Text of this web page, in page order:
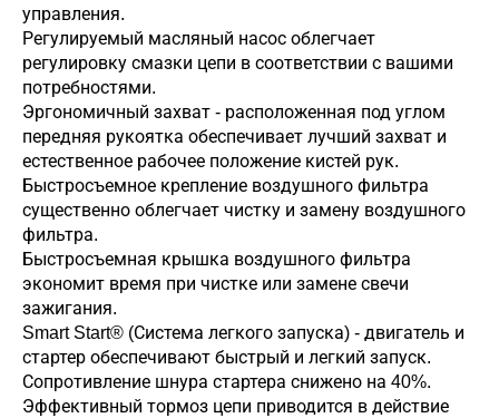
управления.
Регулируемый масляный насос облегчает
регулировку смазки цепи в соответствии с вашими
потребностями.
Эргономичный захват - расположенная под углом
передняя рукоятка обеспечивает лучший захват и
естественное рабочее положение кистей рук.
Быстросъемное крепление воздушного фильтра
существенно облегчает чистку и замену воздушного
фильтра.
Быстросъемная крышка воздушного фильтра
экономит время при чистке или замене свечи
зажигания.
Smart Start® (Система легкого запуска) - двигатель и
стартер обеспечивают быстрый и легкий запуск.
Сопротивление шнура стартера снижено на 40%.
Эффективный тормоз цепи приводится в действие